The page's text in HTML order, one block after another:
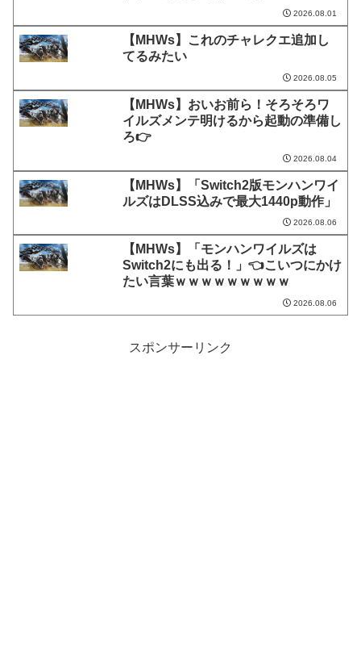
2026.08.01
【MHWs】これのチャレクエ追加し
てるみたい
2026.08.05
【MHWs】おいお前ら！そろそろワ
イルズメンテ明けるから起動の準備し
ろ👉
2026.08.04
【MHWs】「Switch2版モンハンワイ
ルズはDLSS込みで最大1440p動作」
2026.08.06
【MHWs】「モンハンワイルズは
Switch2にも出る！」👈こいつにかけ
たい言葉ｗｗｗｗｗｗｗｗｗ
2026.08.06
スポンサーリンク